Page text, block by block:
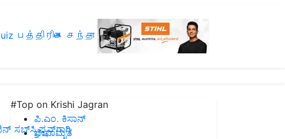
பத்திரிகை சந்தா
ಸಬ್‌ಸ್ಕ್ರಿಪ್ಷನ್‌ಗಾಗಿ
#Top on Krishi Jagran
ಪಿ.ಎಂ. ಕಿಸಾನ್
ಜೀವಾಮೃತ